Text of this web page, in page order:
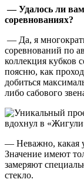
— Удалось ли вам
соревнованиях?
— Да, я
соревнований по
коллекция кубков
поясню, как
добиться
либо сабового
— Неважно, какая
Значение имеют
замеряют
стекло.